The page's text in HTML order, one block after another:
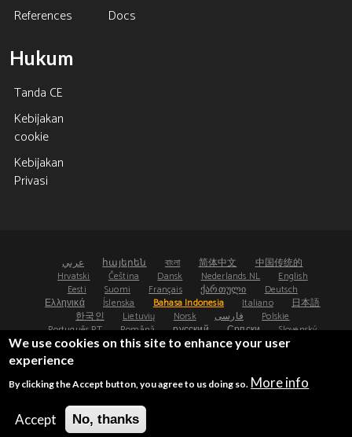
References
Docs
Hukum
Tanda CE
Kebijakan
cookie
Kebijakan
Privasi
عربي հայերեն বাংলা 简体中文
中国传统的
Hrvatski
Čeština Dansk Nederlands NL
English
Eesti
Suomi Français ქართული
Deutsch
Ελληνικά
Íslenska Bahasa Indonesia Italiano
日本語
한국인
Lietuvių Norsk فارسی
Polskie
Português PT
Română русский Српски
Slovenský
Español
Svenska ไทย Türk Українська
©2008-2026 - Osteoporosis Research Ltd, UK
UDI: (01)05065010474000(8012)4.4
We use cookies on this site to enhance your user
experience
By clicking the Accept button, you agree to us doing so. More info
Accept No, thanks